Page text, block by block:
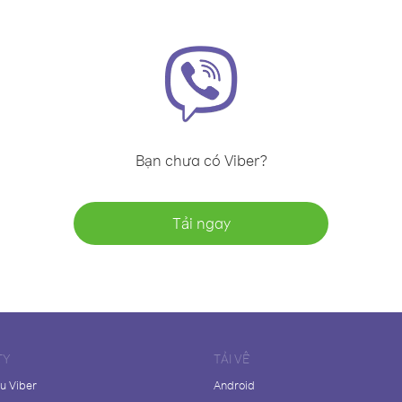
Bạn chưa có Viber?
Tải ngay
Viber
TẢI VỀ
Android